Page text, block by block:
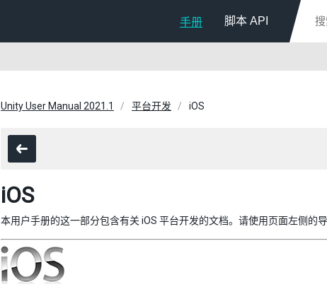
手册 脚本 API
Unity User Manual 2021.1 平台开发 iOS
iOS
本用户手册的这一部分包含有关 iOS 平台开发的文档。请使用页面左侧的